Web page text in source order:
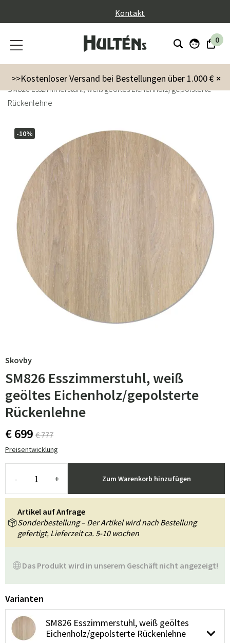
Kontakt
0
×
>>Kostenloser Versand bei Bestellungen über 1.000 €
Möbel Stühle
Esstühle
SM826 Esszimmerstuhl, weiß geöltes Eichenholz/gepolsterte
Rückenlehne
-10%
Skovby
SM826 Esszimmerstuhl, weiß
geöltes Eichenholz/gepolsterte
Rückenlehne
€ 699 € 777
Preisentwicklung
- + Zum Warenkorb hinzufügen
Das Produkt wird in unserem Geschäft nicht angezeigt!
Artikel auf Anfrage
Sonderbestellung – Der Artikel wird nach Bestellung
gefertigt, Lieferzeit ca. 5-10 wochen
Varianten
SM826 Esszimmerstuhl, weiß geöltes
Eichenholz/gepolsterte Rückenlehne